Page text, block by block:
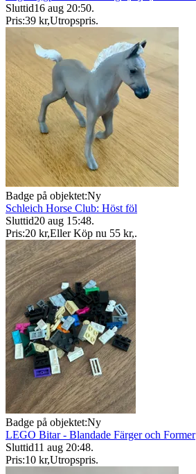
Sluttid16 aug 20:50.
Pris:39 kr,Utropspris.
Badge på objektet:Ny
Schleich Horse Club: Höst föl
Sluttid20 aug 15:48.
Pris:20 kr,Eller Köp nu 55 kr,.
Badge på objektet:Ny
LEGO Bitar - Blandade Färger och Former
Sluttid11 aug 20:48.
Pris:10 kr,Utropspris.